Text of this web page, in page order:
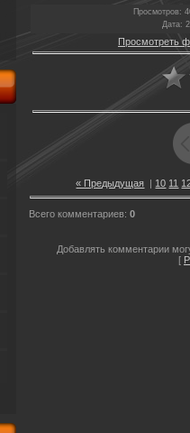
Просмотров:
Дата:
Просмотреть
« Предыдущая | 10 11
Всего комментариев:0
Добавлять комментарии
[